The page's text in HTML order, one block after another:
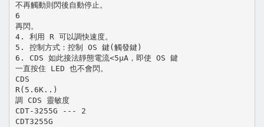
不再觸動則閃後自動停止。
6
再閃。
4. 利用 R 可以調快速度。
5. 控制方式：控制 OS 鍵(觸發鍵)
6. CDS 如此接法靜態電流<5µA，即使 OS 鍵
一直按住 LED 也不會閃。
CDS
R(5.6K..)
調 CDS 靈敏度
CDT-3255G --- 2
CDT3255G